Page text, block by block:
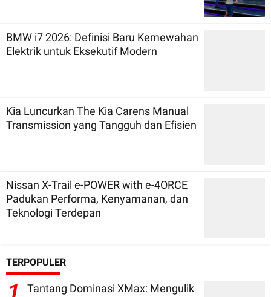
BMW i7 2026: Definisi Baru Kemewahan
Elektrik untuk Eksekutif Modern
Kia Luncurkan The Kia Carens Manual
Transmission yang Tangguh dan Efisien
Nissan X-Trail e-POWER with e-4ORCE
Padukan Performa, Kenyamanan, dan
Teknologi Terdepan
TERPOPULER
1
Tantang Dominasi XMax: Mengulik